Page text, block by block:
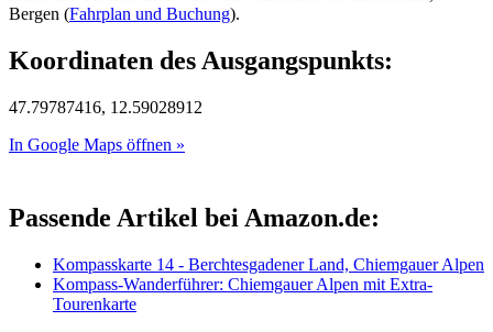
Bergen (Fahrplan und Buchung).
Koordinaten des Ausgangspunkts:
47.79787416, 12.59028912
In Google Maps öffnen »
Passende Artikel bei Amazon.de:
Kompasskarte 14 - Berchtesgadener Land, Chiemgauer Alpen
Kompass-Wanderführer: Chiemgauer Alpen mit Extra-
Tourenkarte